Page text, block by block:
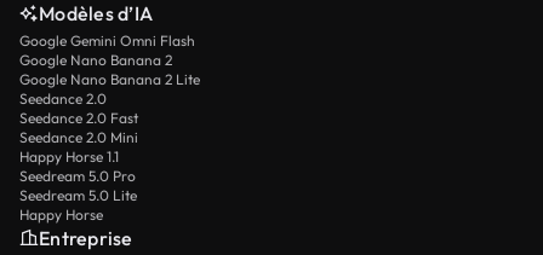
Modèles d’IA
Google Gemini Omni Flash
Google Nano Banana 2
Google Nano Banana 2 Lite
Seedance 2.0
Seedance 2.0 Fast
Seedance 2.0 Mini
Happy Horse 1.1
Seedream 5.0 Pro
Seedream 5.0 Lite
Happy Horse
Entreprise